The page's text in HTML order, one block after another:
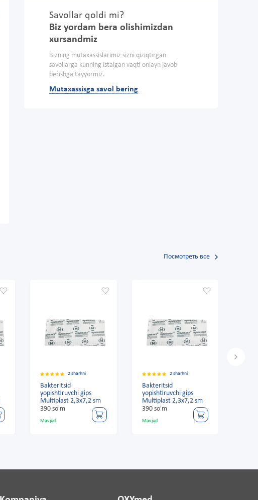
Savollar qoldi mi?
Biz yordam bera olishimizdan
xursandmiz
Bizning mutaxassislarimiz sizni qiziqtirgan
savollarga kunning istalgan vaqti onlayn javob
berishga tayyormiz.
Mutaxassisga savol bering
Посмотреть все
2 sharhni
Bakteritsid
yopishtiruvchi gips
Multiplast 2,3x7,2 sm
390 so'm
Mavjud
2 sharhni
Bakteritsid
yopishtiruvchi gips
Multiplast 2,3x7,2 sm
390 so'm
Mavjud